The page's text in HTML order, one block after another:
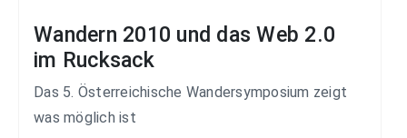
Wandern 2010 und das Web 2.0
im Rucksack
Das 5. Österreichische Wandersymposium zeigt
was möglich ist